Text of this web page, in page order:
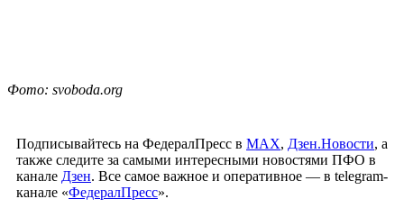
Фото: svoboda.org
Подписывайтесь на ФедералПресс в МАХ, Дзен.Новости, а
также следите за самыми интересными новостями ПФО в
канале Дзен. Все самое важное и оперативное — в telegram-
канале «ФедералПресс».